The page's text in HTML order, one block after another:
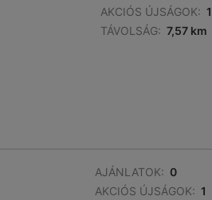
AKCIÓS ÚJSÁGOK: 1
TÁVOLSÁG: 7,57 km
AJÁNLATOK: 0
AKCIÓS ÚJSÁGOK: 1